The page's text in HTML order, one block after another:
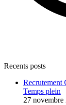
Recents posts
Recrutement
Temps plein
27 novembre